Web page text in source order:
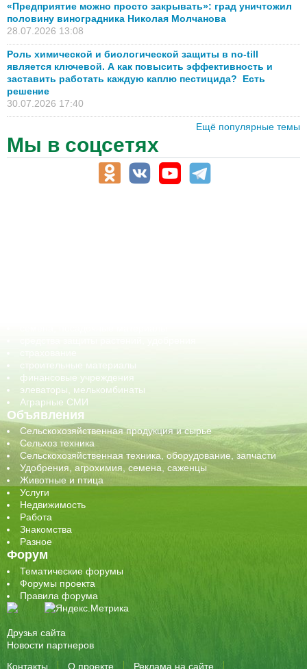
«Предприятие можно просто закрывать»: град уничтожил
половину виноградника Николая Молчанова
28.07.2026 13:08
Роль химической и биологической защиты в no-till
является ключевой. А как повысить эффективность и
заставить работать каждую каплю пестицида? Есть
решение
30.07.2026 17:40
Ещё популярные темы
Мы в соцсетях
строительные материалы
финансовые учреждения
элеваторы, мелькомбинаты
Аграрные СМИ
Объявления
Сельскохозяйственная продукция и сырье
Сельхоз техника
Сельскохозяйственная техника, оборудование, запчасти
Удобрения, агрохимия, семена, саженцы
Животные и птица
Услуги
Недвижимость
Работа
Знакомства
Разное
Форум
Тематические форумы
Форумы проекта
Правила форума
Друзья сайта
Новости партнеров
Контакты
О проекте Реклама на сайте